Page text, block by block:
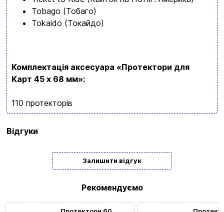
Tobago (Тобаго)
Tokaido (Токайдо)
Комплектація аксесуара «Протектори для
Карт 45 х 68 мм»:
110 протекторів
Відгуки
Залишити відгук
Рекомендуємо